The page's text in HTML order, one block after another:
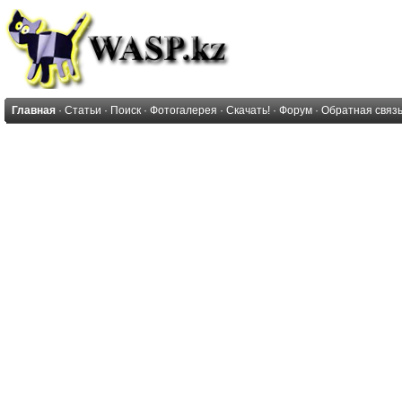
Главная · Статьи · Поиск · Фотогалерея · Скачать! · Форум · Обратная связь